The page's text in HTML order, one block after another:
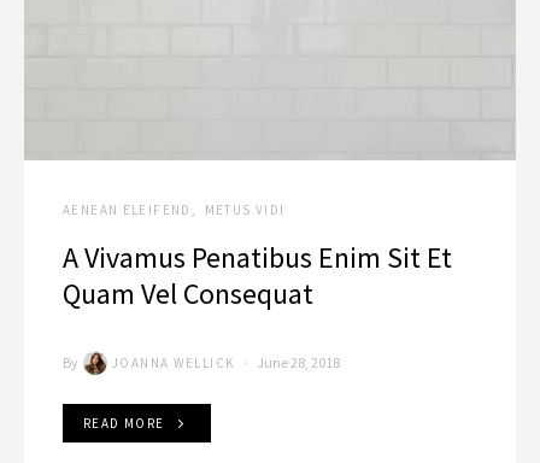
AENEAN ELEIFEND METUS VIDI
A Vivamus Penatibus Enim Sit Et
Quam Vel Consequat
By JOANNA WELLICK June 28, 2018
READ MORE